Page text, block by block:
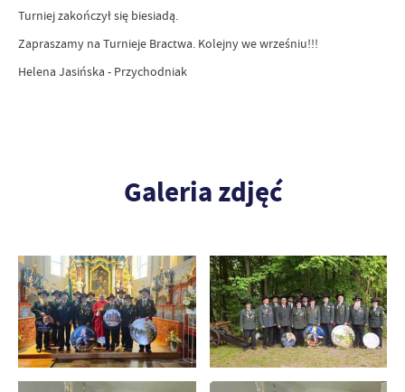
Turniej zakończył się biesiadą.
Zapraszamy na Turnieje Bractwa. Kolejny we wrześniu!!!
Helena Jasińska - Przychodniak
Galeria zdjęć